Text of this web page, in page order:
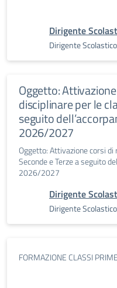
Dirigente
Dirigente Scolastico
Oggetto:
disciplinare per le
seguito
2026/2027
Oggetto: Attivazione corsi
Seconde e Terze a seguito
2026/2027
Dirigente
Dirigente Scolastico
FORMAZIONE CLASSI